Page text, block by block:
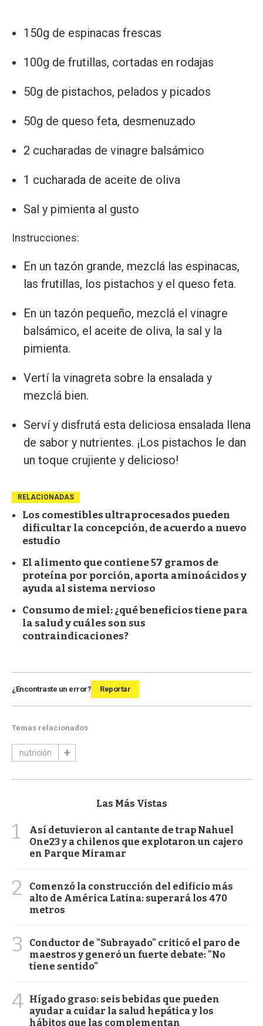
150g de espinacas frescas
100g de frutillas, cortadas en rodajas
50g de pistachos, pelados y picados
50g de queso feta, desmenuzado
2 cucharadas de vinagre balsámico
1 cucharada de aceite de oliva
Sal y pimienta al gusto
Instrucciones:
En un tazón grande, mezclá las espinacas,
las frutillas, los pistachos y el queso feta.
En un tazón pequeño, mezclá el vinagre
balsámico, el aceite de oliva, la sal y la
pimienta.
Vertí la vinagreta sobre la ensalada y
mezclá bien.
Serví y disfrutá esta deliciosa ensalada llena
de sabor y nutrientes. ¡Los pistachos le dan
un toque crujiente y delicioso!
RELACIONADAS
Los comestibles ultraprocesados pueden
dificultar la concepción, de acuerdo a nuevo
estudio
El alimento que contiene 57 gramos de
proteína por porción, aporta aminoácidos y
ayuda al sistema nervioso
Consumo de miel: ¿qué beneficios tiene para
la salud y cuáles son sus
contraindicaciones?
¿Encontraste un error? Reportar
Temas relacionados
nutrición
Las Más Vistas
1
Así detuvieron al cantante de trap Nahuel
One23 y a chilenos que explotaron un cajero
en Parque Miramar
2
Comenzó la construcción del edificio más
alto de América Latina: superará los 470
metros
3
Conductor de "Subrayado" criticó el paro de
maestros y generó un fuerte debate: "No
tiene sentido"
4 Hígado graso: seis bebidas que pueden
ayudar a cuidar la salud hepática y los
hábitos que las complementan